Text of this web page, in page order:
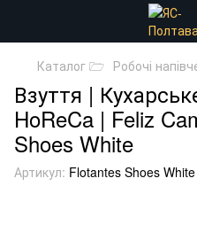
Каталог 🗁 Робочі
Взуття |
HoReCa | Feliz
Shoes White
Артикул: Flotantes Shoes White